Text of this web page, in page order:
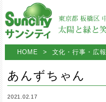
HOME > 文化・行事・広報
あんずちゃん
2021.02.17